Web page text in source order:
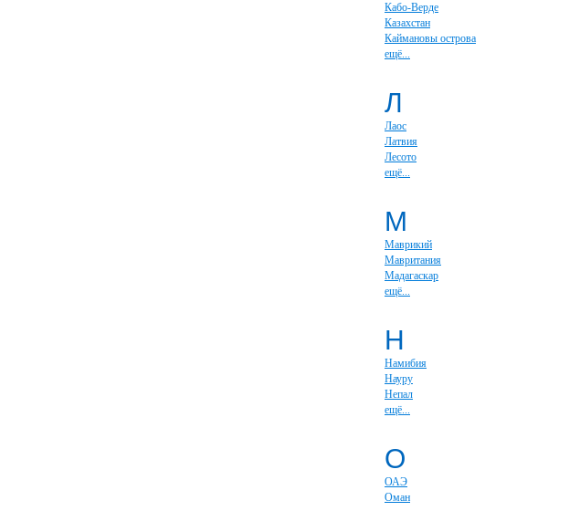
Кабо-Верде
Казахстан
Каймановы острова
ещё...
Л
Лаос
Латвия
Лесото
ещё...
М
Маврикий
Мавритания
Мадагаскар
ещё...
Н
Намибия
Науру
Непал
ещё...
О
ОАЭ
Оман